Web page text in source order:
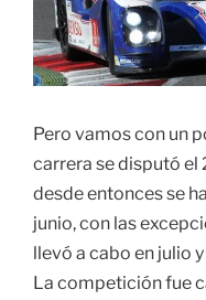
Pero vamos con un
carrera se disputó el
desde entonces se
junio, con las
llevó a cabo en julio
La competición fue